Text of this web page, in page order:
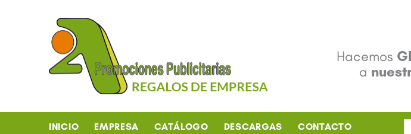
Hacemos
a
INICIO EMPRESA CATÁLOGO DESCARGAS CONTACTO